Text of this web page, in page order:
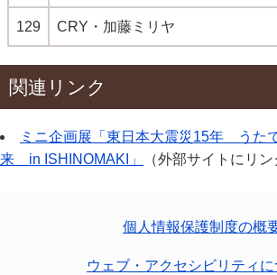
129 CRY・加藤ミリヤ
関連リンク
ミニ企画展「東日本大震災15年 うた
来 in ISHINOMAKI」
（外部サイトにリン
個人情報保護制度の概
ウェブ・アクセシビリティに